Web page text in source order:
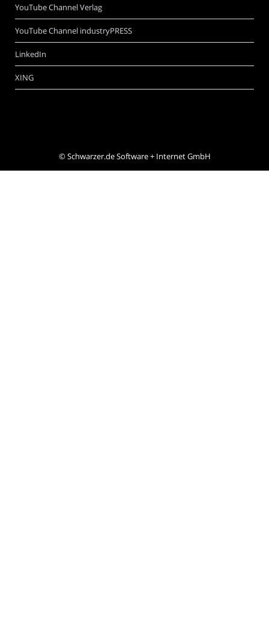
YouTube Channel Verlag
YouTube Channel industryPRESS
LinkedIn
XING
©Schwarzer.de Software + Internet GmbH